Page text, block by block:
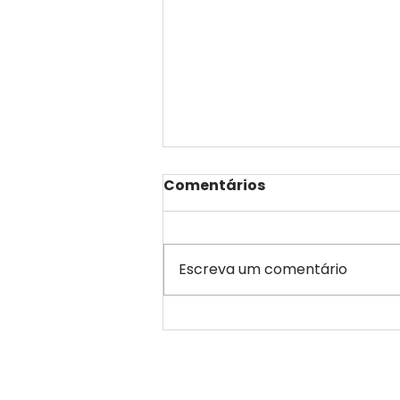
O Sol que Responde: Os
Comentários
Escreva um comentário